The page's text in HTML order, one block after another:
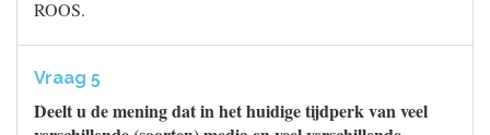
ROOS.
Vraag 5
Deelt u de mening dat in het huidige tijdperk van veel